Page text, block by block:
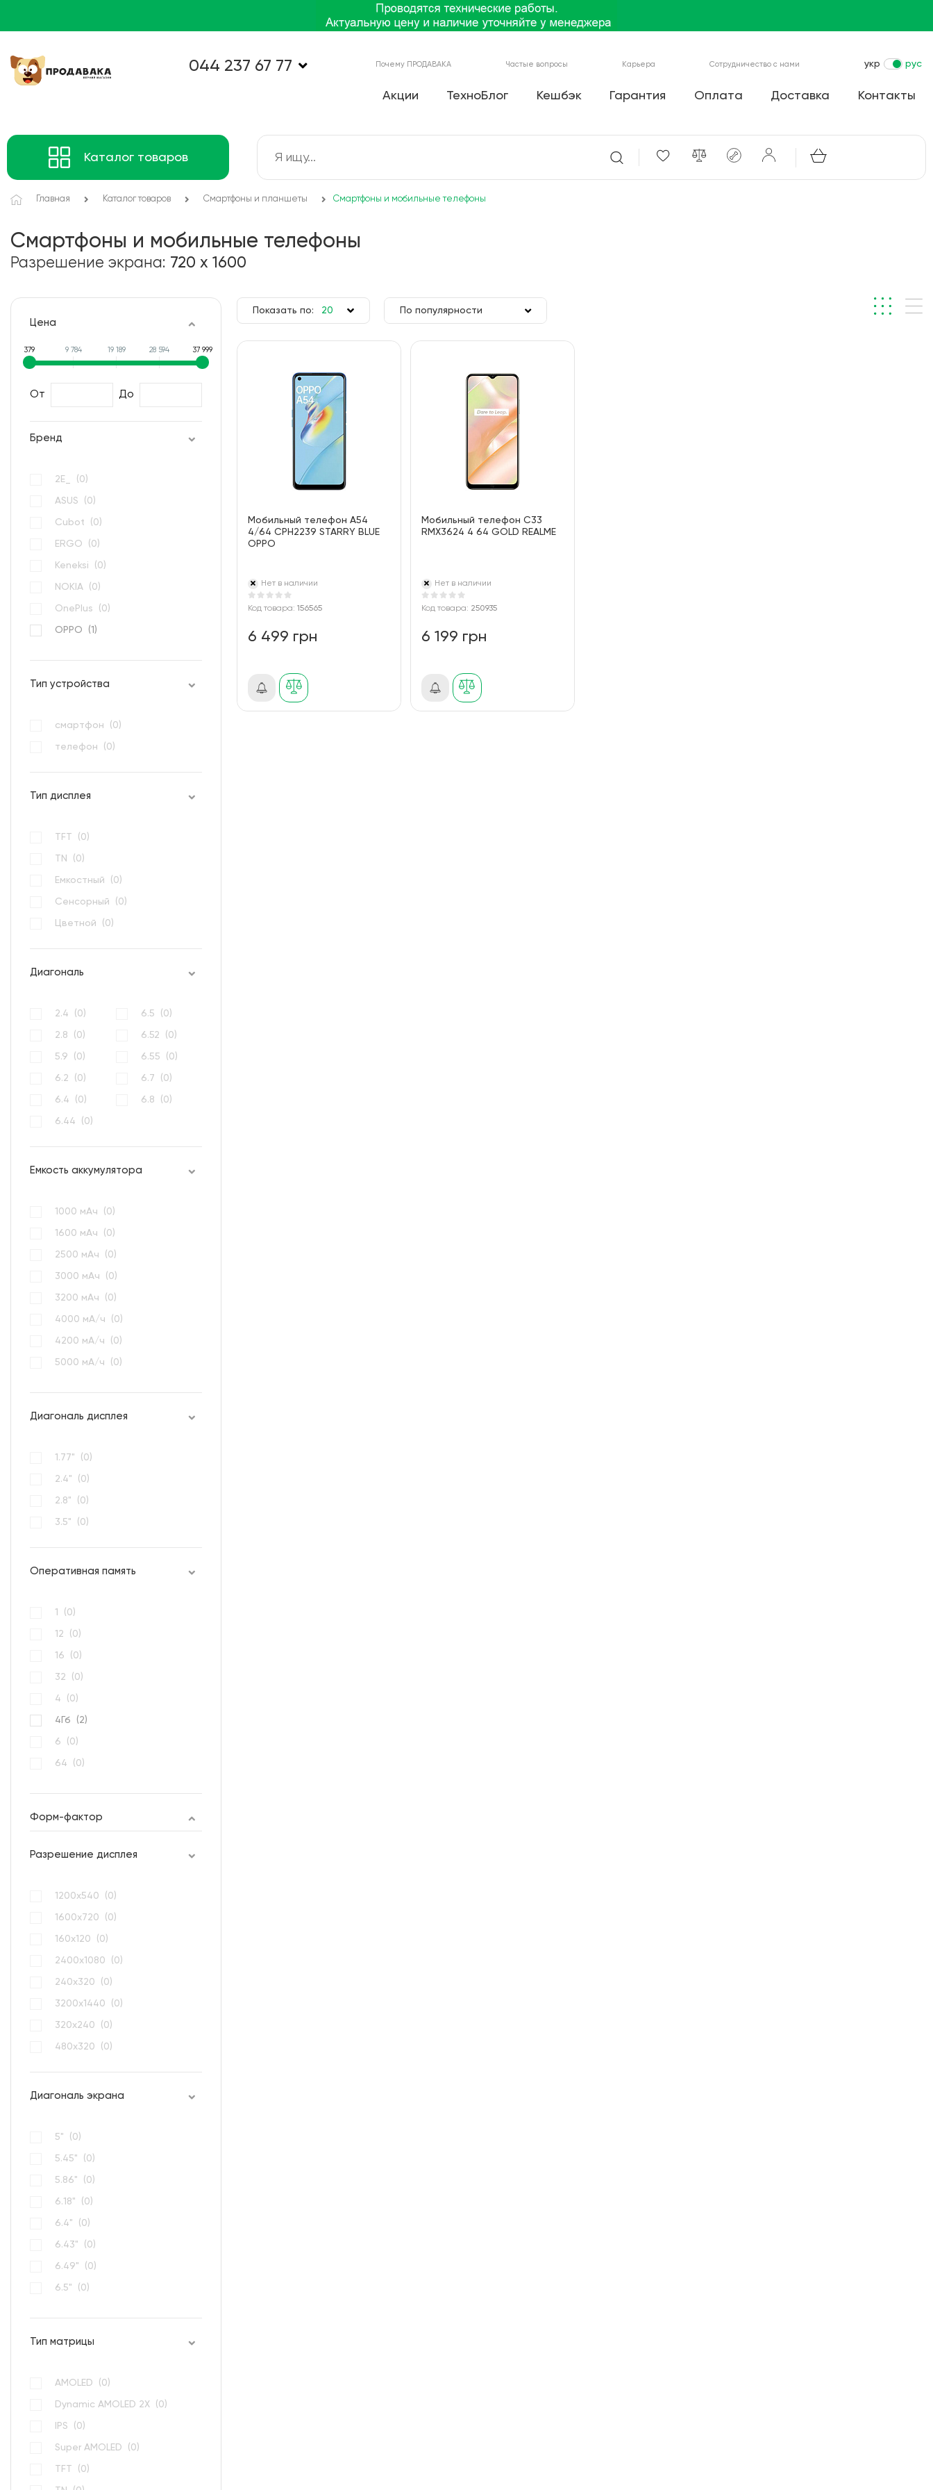
044 237 67 77 Почему ПРОДАВАКА Частые вопросы Карьера Сотрудничество с нами укр рус
Акции ТехноБлог Кешбэк Гарантия Оплата Доставка Контакты
Каталог товаров
Главная Каталог товаров Смартфоны и планшеты Смартфоны и мобильные телефоны
Смартфоны и мобильные телефоны
Разрешение экрана: 720 x 1600
Цена
379 9 784 19 189 28 594 37 999
От До
Бренд
2E_ (0)
ASUS (0)
Cubot (0)
ERGO (0)
Keneksi (0)
NOKIA (0)
OnePlus (0)
OPPO (1 )
Тип устройства
смартфон (0)
телефон (0)
Тип дисплея
TFT (0)
TN (0)
Емкостный (0)
Сенсорный (0)
Цветной (0)
Диагональ
2.4 (0)
2.8 (0)
5.9 (0)
6.2 (0)
6.4 (0)
6.44 (0)
6.5 (0)
6.52 (0)
6.55 (0)
6.7 (0)
6.8 (0)
Емкость аккумулятора
1000 мАч (0)
1600 мАч (0)
2500 мАч (0)
3000 мАч (0)
3200 мАч (0)
4000 мА/ч (0)
4200 мА/ч (0)
5000 мА/ч (0)
Диагональ дисплея
1.77" (0)
2.4" (0)
2.8" (0)
3.5" (0)
Оперативная память
1 (0)
12 (0)
16 (0)
32 (0)
4 (0)
4Гб (2)
6 (0)
64 (0)
Форм-фактор
Разрешение дисплея
1200x540 (0)
1600x720 (0)
160х120 (0)
2400x1080 (0)
240x320 (0)
3200x1440 (0)
320х240 (0)
480х320 (0)
Диагональ экрана
5" (0)
5.45" (0)
5.86" (0)
6.18" (0)
6.4" (0)
6.43" (0)
6.49" (0)
6.5" (0)
Тип матрицы
AMOLED (0)
Dynamic AMOLED 2Х (0)
IPS (0)
Super AMOLED (0)
TFT (0)
Показать по:
20
100
По популярности
Мобильный телефон A54
4/64 CPH2239 STARRY BLUE
OPPO
Нет в наличии
Код товара: 156565
6 499 грн
Мобильный телефон C33
RMX3624 4 64 GOLD REALME
Нет в наличии
Код товара: 250935
6 199 грн